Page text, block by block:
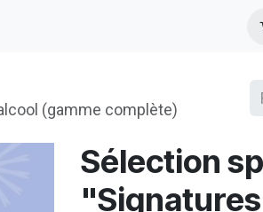
(gamme complète)
Sélection